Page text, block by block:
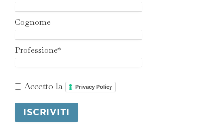
Cognome
Professione*
Accetto la Privacy Policy